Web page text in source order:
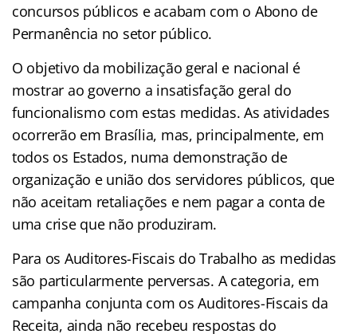
concursos públicos e acabam com o Abono de
Permanência no setor público.
O objetivo da mobilização geral e nacional é
mostrar ao governo a insatisfação geral do
funcionalismo com estas medidas. As atividades
ocorrerão em Brasília, mas, principalmente, em
todos os Estados, numa demonstração de
organização e união dos servidores públicos, que
não aceitam retaliações e nem pagar a conta de
uma crise que não produziram.
Para os Auditores-Fiscais do Trabalho as medidas
são particularmente perversas. A categoria, em
campanha conjunta com os Auditores-Fiscais da
Receita, ainda não recebeu respostas do